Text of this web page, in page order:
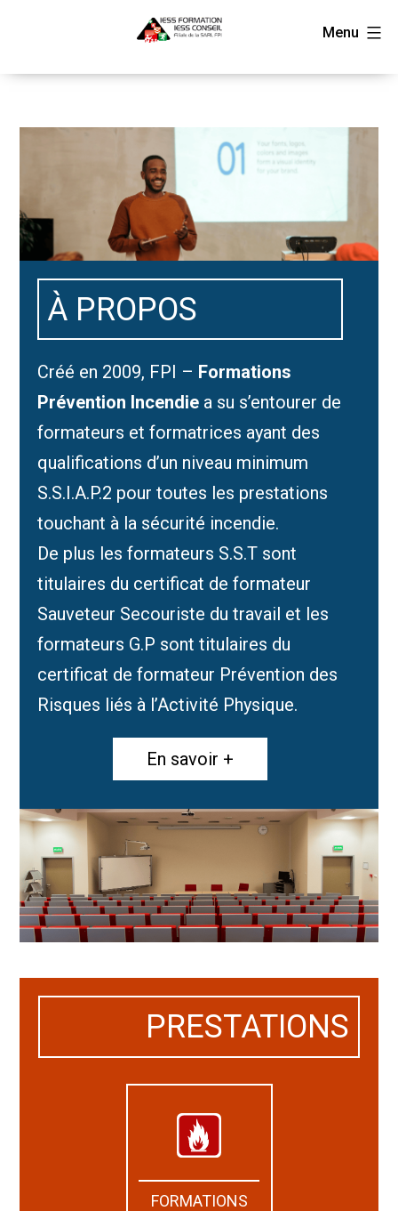
contenu
FPI Menu
À PROPOS
Créé en 2009, FPI – Formations
Prévention Incendiea su s’entourer de
formateurs et formatrices ayant des
qualifications d’un niveau minimum
S.S.I.A.P.2 pour toutes les prestations
touchant à la sécurité incendie.
De plus les formateurs S.S.T sont
titulaires du certificat de formateur
Sauveteur Secouriste du travail et les
formateurs G.P sont titulaires du
certificat de formateur Prévention des
Risques liés à l’Activité Physique.
En savoir +
PRESTATIONS
FORMATIONS